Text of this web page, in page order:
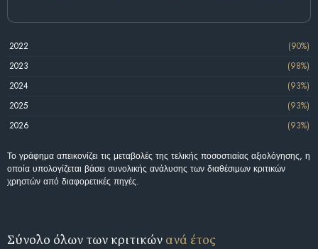
2022
(90%)
2023
(98%)
2024
(93%)
2025
(93%)
2026
(93%)
Το γράφημα απεικονίζει τις μεταβολές της τελικής ποσοστιαίας αξιολόγησης, η
οποία υπολογίζεται βάσει συνολικής ανάλυσης των διαθέσιμων κριτικών
χρηστών από διαφορετικές πηγές.
Σύνολο όλων των κριτικών ανά έτος